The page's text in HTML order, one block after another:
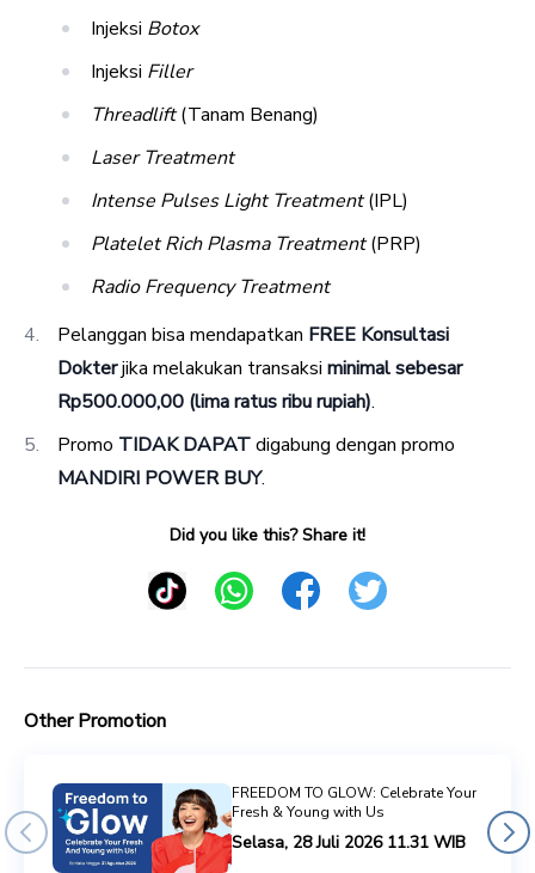
Injeksi Botox
Injeksi Filler
Threadlift(Tanam Benang)
Laser Treatment
Intense Pulses Light Treatment(IPL)
Platelet Rich Plasma Treatment(PRP)
Radio Frequency Treatment
Pelanggan bisa mendapatkan FREE Konsultasi
Dokterjika melakukan transaksi minimal sebesar
Rp500.000,00 (lima ratus ribu rupiah).
Promo TIDAK DAPATdigabung dengan promo
MANDIRI POWER BUY.
Did you like this? Share it!
Other Promotion
FREEDOM TO GLOW: Celebrate Your
Fresh & Young with Us
Selasa, 28 Juli 2026 11.31 WIB